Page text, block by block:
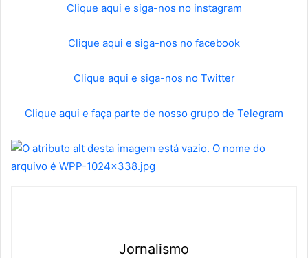
Clique aqui e siga-nos no instagram
Clique aqui e siga-nos no facebook
Clique aqui e siga-nos no Twitter
Clique aqui e faça parte de nosso grupo de Telegram
Jornalismo